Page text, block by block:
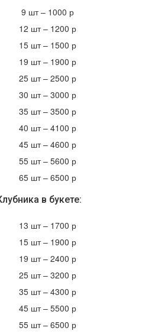
9 шт – 1000 р
12 шт – 1200 р
15 шт – 1500 р
19 шт – 1900 р
25 шт – 2500 р
30 шт – 3000 р
35 шт – 3500 р
40 шт – 4100 р
45 шт – 4600 р
55 шт – 5600 р
65 шт – 6500 р
в букете:
13 шт – 1700 р
15 шт – 1900 р
19 шт – 2400 р
25 шт – 3200 р
35 шт – 4300 р
45 шт – 5500 р
55 шт – 6500 р